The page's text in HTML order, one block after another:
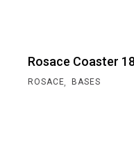
Rosace Coaster
ROSACE, BASES